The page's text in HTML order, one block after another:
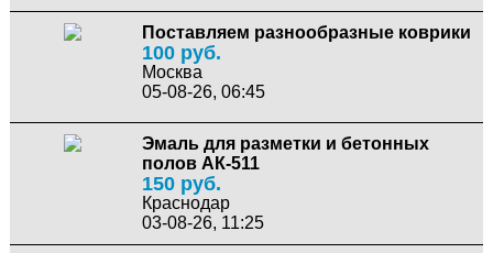
Поставляем разнообразные коврики
100 руб.
Москва
05-08-26, 06:45
Эмаль для разметки и бетонных
полов АК-511
150 руб.
Краснодар
03-08-26, 11:25